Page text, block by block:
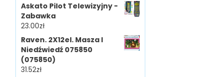
Askato Pilot Telewizyjny -
Zabawka
23.00zł
Raven. 2X12el. Masza I
Niedźwiedź 075850
(075850)
31.52zł